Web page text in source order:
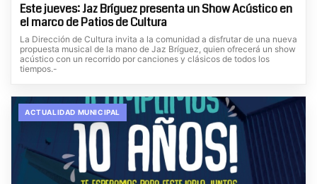
Este jueves: Jaz Bríguez presenta un Show Acústico en
el marco de Patios de Cultura
La Dirección de Cultura invita a la comunidad a disfrutar de una nueva
propuesta musical de la mano de Jaz Bríguez, quien ofrecerá un show
acústico con un recorrido por canciones y clásicos de todos los
tiempos.-
ACTUALIDAD MUNICIPAL